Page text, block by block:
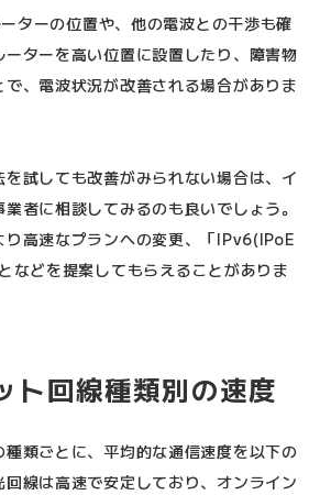
ターの位置や、他の電波との干渉も確
ターを高い位置に設置したり、障害物
、電波状況が改善される場合がありま
試しても改善がみられない場合は、イ
者に相談してみるのも良いでしょう。
り高速なプランへの変更、「IPv6(IPoE
などを提案してもらえることがありま
ト回線種類別の速度
類ごとに、平均的な通信速度を以下の
線は高速で安定しており、オンライン